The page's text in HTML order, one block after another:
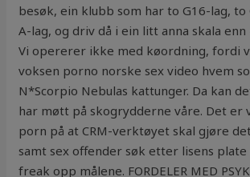
besøk, ein klubb som har to G16-lag,
A-lag, og driv då i ein litt anna skala
Vi opererer ikke med køordning, fordi
voksen porno norske sex video hvem
N*Scorpio Nebulas kattunger. Da kan
har møtt på skogrydderne våre. Det er
porn på at CRM-verktøyet skal gjøre
samt sex offender søk etter lisens plate
freak opp målene. FORDELER MED